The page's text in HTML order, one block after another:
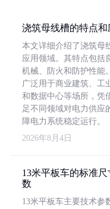
浇筑母线槽的特点和
本文详细介绍了浇筑母
应用领域。其特点包括
机械、防火和防护性能
广泛用于商业建筑、工
和数据中心等场所，凭
足不同领域对电力供应
障电力系统稳定运行。
2026年8月4日
13米平板车的标准
数
13米平板车主要技术参